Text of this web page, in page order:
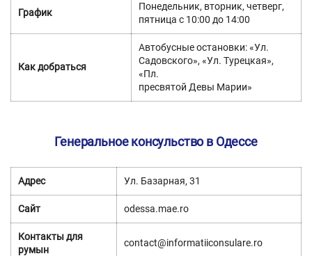
График
Понедельник, вторник, четверг,
пятница с 10:00 до 14:00
Как добраться
Автобусные остановки: «Ул.
Садовского», «Ул. Турецкая»,
«Пл.
пресвятой Девы Марии»
Генеральное консульство в Одессе
Адрес Ул. Базарная, 31
Сайт odessa.mae.ro
Контакты для
румын
contact@informatiiconsulare.ro